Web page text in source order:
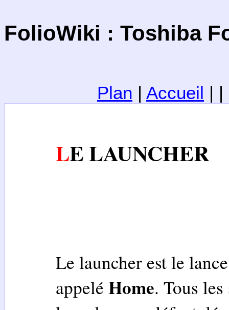
FolioWiki : Toshiba
Plan | Accueil | |
LE LAUNCHER
Le launcher est le
appelé Home. Tous